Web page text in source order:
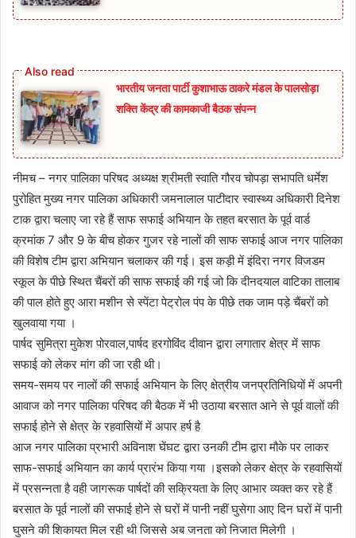
भारतीय जनता पार्टी कुशाभाऊ ठाकरे मंडल के पालसोड़ा
शक्ति केंद्र की कामकाजी बैठक संपन्न
नीमच – नगर पालिका परिषद अध्यक्ष श्रीमती स्वाति गौरव चोपड़ा सभापति धर्मेश
पुरोहित मुख्य नगर पालिका अधिकारी जमनालाल पाटीदार स्वास्थ्य अधिकारी दिनेश
टाक द्वारा चलाए जा रहे हैं साफ सफाई अभियान के तहत बरसात के पूर्व वार्ड
क्रमांक 7 और 9 के बीच होकर गुजर रहे नालों की साफ सफाई आज नगर पालिका
की विशेष टीम द्वारा अभियान चलाकर की गई। इस कड़ी में इंदिरा नगर विजडम
स्कूल के पीछे स्थित चैंबरों की साफ सफाई की गई जो कि दीनदयाल वाटिका तालाब
की पाल होते हुए आरा मशीन से स्पेंटा पेट्रोल पंप के पीछे तक जाम पड़े चैंबरों को
खुलवाया गया ।
पार्षद सुमित्रा मुकेश पोरवाल,पार्षद हरगोविंद दीवान द्वारा लगातार क्षेत्र में साफ
सफाई को लेकर मांग की जा रही थी।
समय-समय पर नालों की सफाई अभियान के लिए क्षेत्रीय जनप्रतिनिधियों में अपनी
आवाज को नगर पालिका परिषद की बैठक में भी उठाया बरसात आने से पूर्व वालों की
सफाई होने से क्षेत्र के रहवासियों में अपार हर्ष है
आज नगर पालिका प्रभारी अविनाश घेंघट द्वारा उनकी टीम द्वारा मौके पर लाकर
साफ-सफाई अभियान का कार्य प्रारंभ किया गया ।इसको लेकर क्षेत्र के रहवासियों
में प्रसन्नता है वही जागरूक पार्षदों की सक्रियता के लिए आभार व्यक्त कर रहे हैं
बरसात के पूर्व नालों की सफाई होने से घरों में पानी नहीं घुसेगा आए दिन घरों में पानी
घुसने की शिकायत मिल रही थी जिससे अब जनता को निजात मिलेगी ।